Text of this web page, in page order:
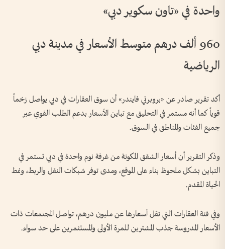
واحدة في «تاون سكوير دبي»
960 ألف درهم متوسط الأسعار في مدينة دبي
الرياضية
أكد تقرير صادر عن «بروبرتي فايندر» أن سوق العقارات في دبي يواصل زخماً
قوياً كما أنه مستمر في التحليق مع تباين الأسعار بدعم الطلب القوي عبر
جميع الفئات والمناطق في السوق.
وذكر التقرير أن أسعار الشقق المكونة من غرفة نوم واحدة في دبي تستمر في
التباين بشكل ملحوظ بناء على الموقع، ومدى توفر شبكات النقل والربط، ونمط
الحياة المقدم.
وفي فئة العقارات التي تقل أسعارها عن مليون درهم، تواصل المجتمعات ذات
الأسعار المدروسة جذب المشترين للمرة الأولى والمستثمرين على حد سواء.